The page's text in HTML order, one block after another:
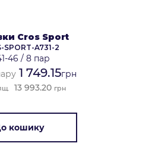
Cros Sport
SPORT-A731-2
46 / 8 пар
1 749.15грн
13 993.20 грн
кошику